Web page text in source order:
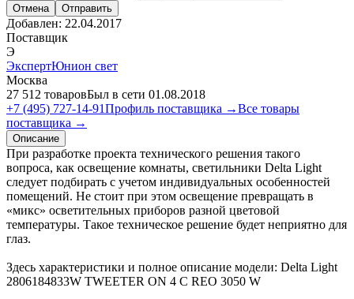
Отмена Отправить
Добавлен: 22.04.2017
Поставщик
Э
ЭкспертЮнион свет
Москва
27 512 товаровБыл в сети 01.08.2018
+7 (495) 727-14-91Профиль поставщика →Все товары
поставщика →
Описание
При разработке проекта технического решения такого
вопроса, как освещение комнаты, светильники Delta Light
следует подбирать с учетом индивидуальных особенностей
помещений. Не стоит при этом освещение превращать в
«микс» осветительных приборов разной цветовой
температуры. Такое техническое решение будет неприятно для
глаз.
Здесь характеристики и полное описание модели: Delta Light
2806184833W TWEETER ON 4 C REO 3050 W